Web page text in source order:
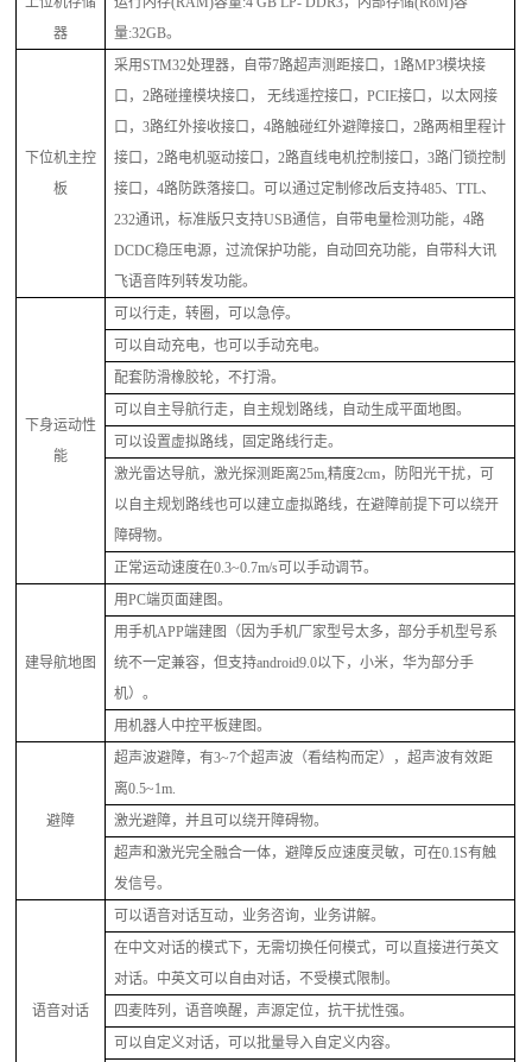
器
量:32GB。
下位机主控
板
采用STM32处理器，自带7路超声测距接口，1路MP3模块接
口，2路碰撞模块接口， 无线遥控接口，PCIE接口，以太网接
口，3路红外接收接口，4路触碰红外避障接口，2路两相里程计
接口，2路电机驱动接口，2路直线电机控制接口，3路门锁控制
接口，4路防跌落接口。可以通过定制修改后支持485、TTL、
232通讯，标准版只支持USB通信，自带电量检测功能，4路
DCDC稳压电源，过流保护功能，自动回充功能，自带科大讯
飞语音阵列转发功能。
下身运动性
能
可以行走，转圈，可以急停。
可以自动充电，也可以手动充电。
配套防滑橡胶轮，不打滑。
可以自主导航行走，自主规划路线，自动生成平面地图。
可以设置虚拟路线，固定路线行走。
激光雷达导航，激光探测距离25m,精度2cm，防阳光干扰，可
以自主规划路线也可以建立虚拟路线，在避障前提下可以绕开
障碍物。
正常运动速度在0.3~0.7m/s可以手动调节。
建导航地图
用PC端页面建图。
用手机APP端建图（因为手机厂家型号太多，部分手机型号系
统不一定兼容，但支持android9.0以下，小米，华为部分手
机）。
用机器人中控平板建图。
避障
超声波避障，有3~7个超声波（看结构而定），超声波有效距
离0.5~1m.
激光避障，并且可以绕开障碍物。
超声和激光完全融合一体，避障反应速度灵敏，可在0.1S有触
发信号。
语音对话
可以语音对话互动，业务咨询，业务讲解。
在中文对话的模式下，无需切换任何模式，可以直接进行英文
对话。中英文可以自由对话，不受模式限制。
四麦阵列，语音唤醒，声源定位，抗干扰性强。
可以自定义对话，可以批量导入自定义内容。